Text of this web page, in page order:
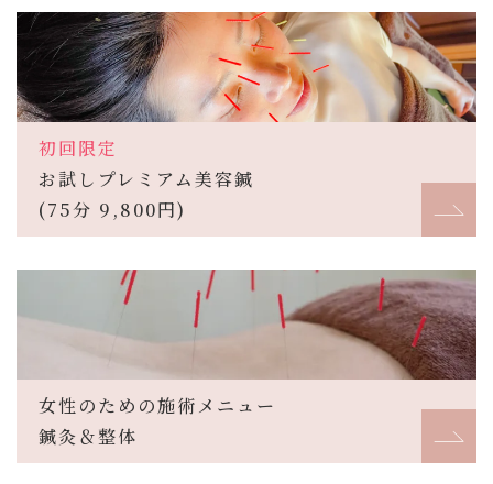
初回限定
お試しプレミアム美容鍼
(75分 9,800円)
女性のための施術メニュー
鍼灸＆整体